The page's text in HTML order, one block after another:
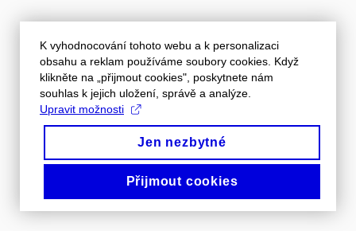
K vyhodnocování tohoto webu a k personalizaci
obsahu a reklam používáme soubory cookies. Když
klikněte na „přijmout cookies", poskytnete nám
souhlas k jejich uložení, správě a analýze.
Upravit možnosti
Jen nezbytné
Přijmout cookies